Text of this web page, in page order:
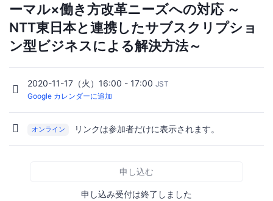
ーマル×働き方改革ニーズへの対応 ～
NTT東日本と連携したサブスクリプショ
ン型ビジネスによる解決方法～
2020-11-17（火）16:00 - 17:00 JST
Google カレンダーに追加
オンライン リンクは参加者だけに表示されます。
申し込む
申し込み受付は終了しました